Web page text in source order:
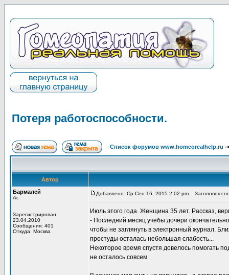
Потеря работоспособности.
Список форумов www.homeorealhelp.ru -
Автор
Бармалей
Ас
Зарегистрирован:
23.04.2010
Сообщения: 401
Откуда: Москва
Добавлено: Ср Сен 16, 2015 2:02 pm Заголовок
Июль этого года. Женщина 35 лет. Рассказ,
- Последний месяц учебы дочери
чтобы не заглянуть в электронный журнал.
простуды осталась небольшая слабость...
Некоторое время спустя довелось помогать
не осталось совсем.